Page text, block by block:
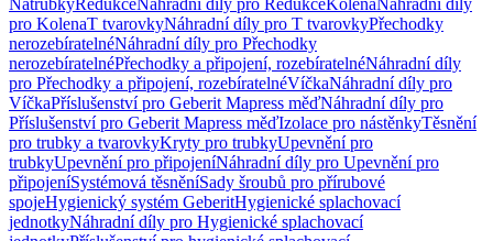
NátrubkyRedukceNáhradní díly pro RedukceKolenaNáhradní díly
pro KolenaT tvarovkyNáhradní díly pro T tvarovkyPřechodky
nerozebíratelnéNáhradní díly pro Přechodky
nerozebíratelnéPřechodky a připojení, rozebíratelnéNáhradní díly
pro Přechodky a připojení, rozebíratelnéVíčkaNáhradní díly pro
VíčkaPříslušenství pro Geberit Mapress měďNáhradní díly pro
Příslušenství pro Geberit Mapress měďIzolace pro nástěnkyTěsnění
pro trubky a tvarovkyKryty pro trubkyUpevnění pro
trubkyUpevnění pro připojeníNáhradní díly pro Upevnění pro
připojeníSystémová těsněníSady šroubů pro přírubové
spojeHygienický systém GeberitHygienické splachovací
jednotkyNáhradní díly pro Hygienické splachovací